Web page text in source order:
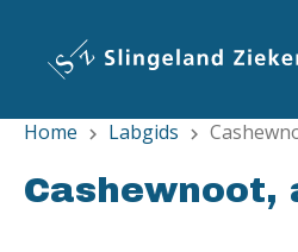
inhoud
Home chevron_right Labgids chevron_right
Cashewnoot,